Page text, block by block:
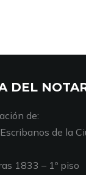
DEL
de:
de la
1833 – 1º piso